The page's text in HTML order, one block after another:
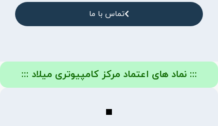
تماس با ما
::: نماد های اعتماد مرکز کامپیوتری میلاد :::